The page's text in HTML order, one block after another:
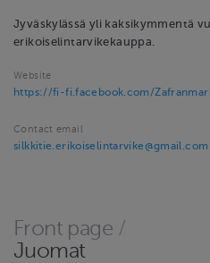
Jyväskylässä yli kaksikymmentä
erikoiselintarvikekauppa.
Website
https://fi-fi.facebook.com/
Contact email
silkkitie.erikoiselintarvike@gmail.com
Front page /
Juomat